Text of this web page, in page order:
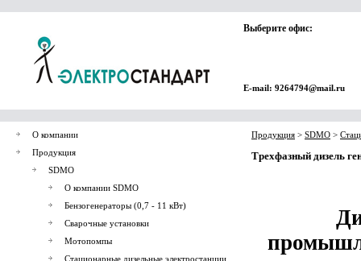
Выберите офис:
E-mail: 9264794@mail.ru
О компании
Продукция
SDMO
О компании SDMO
Бензогенераторы (0,7 - 11 кВт)
Сварочные установки
Мотопомпы
Стационарные дизельные электростанции
Продукция > SDMO >
Трехфазный дизель